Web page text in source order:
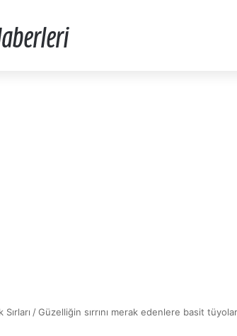
/Güzelliğin sırrını merak edenlere basit